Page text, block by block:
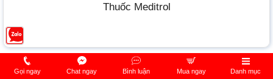
Thuốc Meditrol
Gọi ngay Chat ngay Bình luận Mua ngay Danh mục